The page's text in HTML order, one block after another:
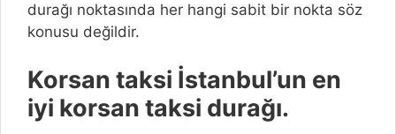
durağı noktasında her hangi sabit bir nokta söz
konusu değildir.
Korsan taksi İstanbul’un en
iyi korsan taksi durağı.